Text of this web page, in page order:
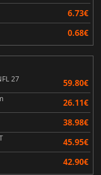
6.73€
0.68€
27
59.80€
26.11€
38.98€
45.95€
42.90€